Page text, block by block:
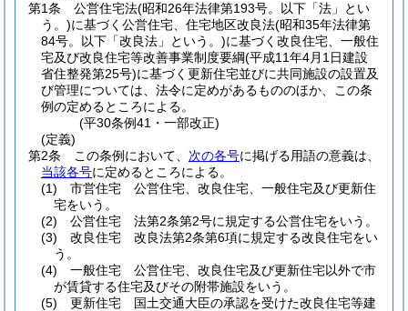
第1条
公営住宅法(昭和26年法律第193号。以下「法」とい
う。)に基づく公営住宅、住宅地区改良法(昭和35年法律第
84号。以下「改良法」という。)に基づく改良住宅、一般住
宅及び改良住宅等改善事業制度要綱(平成11年4月1日建設
省住整発第25号)に基づく更新住宅並びに共同施設の設置及
び管理については、法令に定めがあるもののほか、この条
例の定めるところによる。
(平30条例41・一部改正)
(定義)
第2条
この条例において、 次の各号に掲げる用語の意義は、
当該各号に定めるところによる。
(1)
市営住宅 公営住宅、改良住宅、一般住宅及び更新住
宅をいう。
(2)
公営住宅 法第2条第2号に規定する公営住宅をいう。
(3)
改良住宅 改良法第2条第6項に規定する改良住宅をい
う。
(4)
一般住宅 公営住宅、改良住宅及び更新住宅以外で市
が賃貸する住宅及びその附帯施設をいう。
(5)
更新住宅 国土交通大臣の承認を受けた改良住宅等建